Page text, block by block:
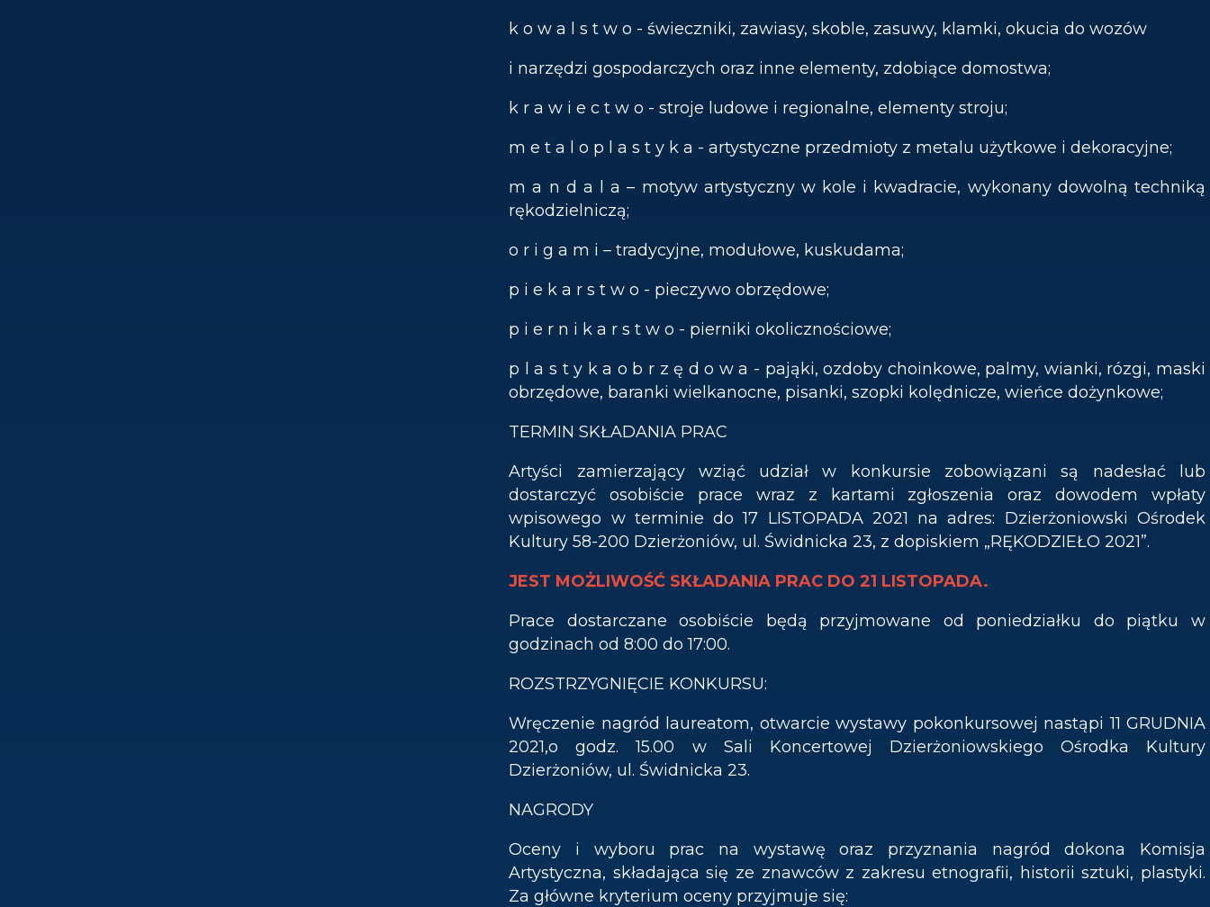
k o w a l s t w o - świeczniki, zawiasy, skoble, zasuwy, klamki, okucia do wozów
i narzędzi gospodarczych oraz inne elementy, zdobiące domostwa;
k r a w i e c t w o - stroje ludowe i regionalne, elementy stroju;
m e t a l o p l a s t y k a - artystyczne przedmioty z metalu użytkowe i dekoracyjne;
m a n d a l a – motyw artystyczny w kole i kwadracie, wykonany dowolną techniką
rękodzielniczą;
o r i g a m i – tradycyjne, modułowe, kuskudama;
p i e k a r s t w o - pieczywo obrzędowe;
p i e r n i k a r s t w o - pierniki okolicznościowe;
p l a s t y k a o b r z ę d o w a - pająki, ozdoby choinkowe, palmy, wianki, rózgi, maski
obrzędowe, baranki wielkanocne, pisanki, szopki kolędnicze, wieńce dożynkowe;
TERMIN SKŁADANIA PRAC
Artyści zamierzający wziąć udział w konkursie zobowiązani są nadesłać lub
dostarczyć osobiście prace wraz z kartami zgłoszenia oraz dowodem wpłaty
wpisowego w terminie do 17 LISTOPADA 2021 na adres: Dzierżoniowski Ośrodek
Kultury 58-200 Dzierżoniów, ul. Świdnicka 23, z dopiskiem „RĘKODZIEŁO 2021”.
JEST MOŻLIWOŚĆ SKŁADANIA PRAC DO 21 LISTOPADA.
Prace dostarczane osobiście będą przyjmowane od poniedziałku do piątku w
godzinach od 8:00 do 17:00.
ROZSTRZYGNIĘCIE KONKURSU:
Wręczenie nagród laureatom, otwarcie wystawy pokonkursowej nastąpi 11 GRUDNIA
2021,o godz. 15.00 w Sali Koncertowej Dzierżoniowskiego Ośrodka Kultury
Dzierżoniów, ul. Świdnicka 23.
NAGRODY
Oceny i wyboru prac na wystawę oraz przyznania nagród dokona Komisja
Artystyczna, składająca się ze znawców z zakresu etnografii, historii sztuki, plastyki.
Za główne kryterium oceny przyjmuje się: